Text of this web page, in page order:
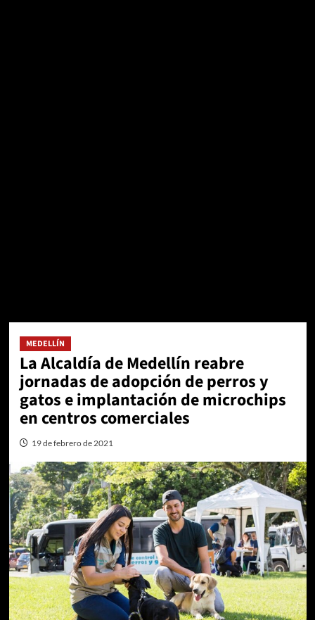
MEDELLÍN
La Alcaldía de Medellín reabre
jornadas de adopción de perros y
gatos e implantación de microchips
en centros comerciales
19 de febrero de 2021